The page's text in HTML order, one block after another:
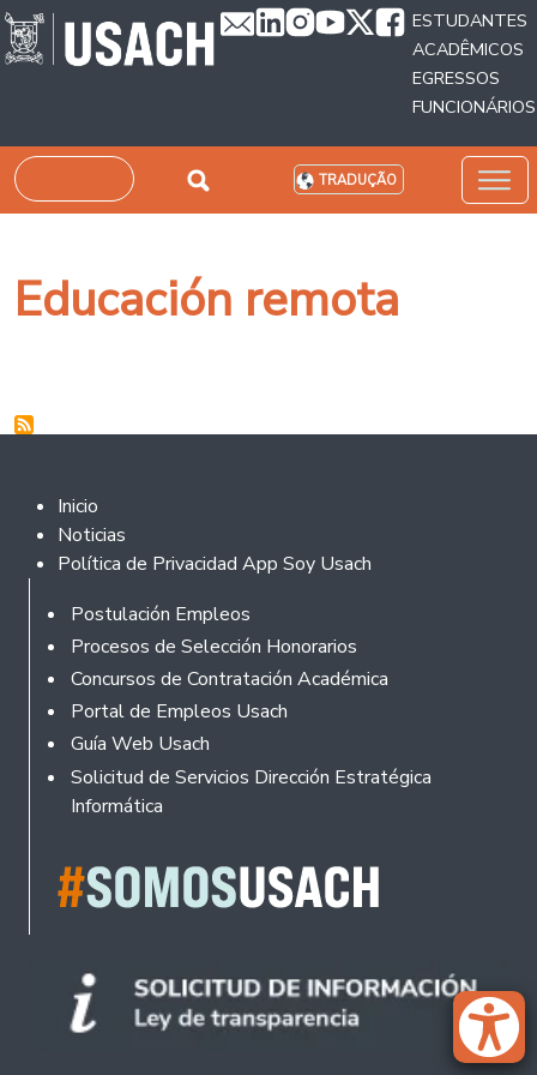
Passar para o conteúdo principal
ESTUDANTES
ACADÊMICOS
EGRESSOS
FUNCIONÁRIOS
Pesquisar TRADUÇÃO
Educación remota
Footer 2
Inicio
Noticias
Política de Privacidad App Soy Usach
Rodapé
Postulación Empleos
Procesos de Selección Honorarios
Concursos de Contratación Académica
Portal de Empleos Usach
Guía Web Usach
Solicitud de Servicios Dirección Estratégica
Informática